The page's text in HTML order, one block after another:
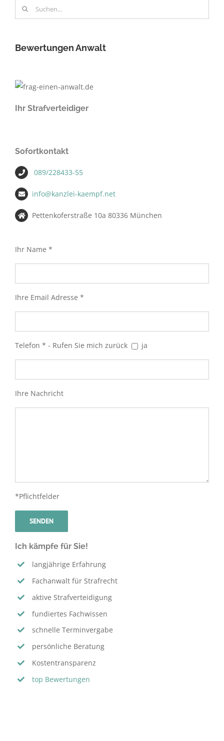
Suche
nach:
Bewertungen Anwalt
Ihr Strafverteidiger
Sofortkontakt
089/228433-55
info@kanzlei-kaempf.net
Pettenkoferstraße 10a 80336 München
Ihr Name *
Ihre Email Adresse *
Telefon * - Rufen Sie mich zurück ja
Ihre Nachricht
*Pflichtfelder
Ich kämpfe für Sie!
langjährige Erfahrung
Fachanwalt für Strafrecht
aktive Strafverteidigung
fundiertes Fachwissen
schnelle Terminvergabe
persönliche Beratung
Kostentransparenz
top Bewertungen